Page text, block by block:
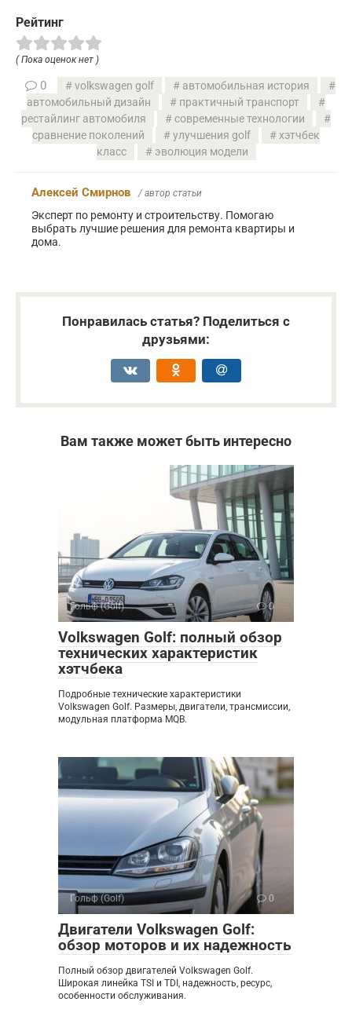
Рейтинг
( Пока оценок нет )
0 volkswagen golf
автомобильная история
автомобильный дизайн
практичный транспорт
рестайлинг автомобиля
современные технологии
сравнение поколений
улучшения golf
хэтчбек
класс
эволюция модели
Алексей Смирнов / автор статьи
Эксперт по ремонту и строительству. Помогаю
выбрать лучшие решения для ремонта квартиры и
дома.
Понравилась статья? Поделиться с
друзьями:
Вам также может быть интересно
Гольф (Golf) 0
Volkswagen Golf: полный обзор
технических характеристик
хэтчбека
Подробные технические характеристики
Volkswagen Golf. Размеры, двигатели, трансмиссии,
модульная платформа MQB.
Гольф (Golf) 0
Двигатели Volkswagen Golf:
обзор моторов и их надежность
Полный обзор двигателей Volkswagen Golf.
Широкая линейка TSI и TDI, надежность, ресурс,
особенности обслуживания.